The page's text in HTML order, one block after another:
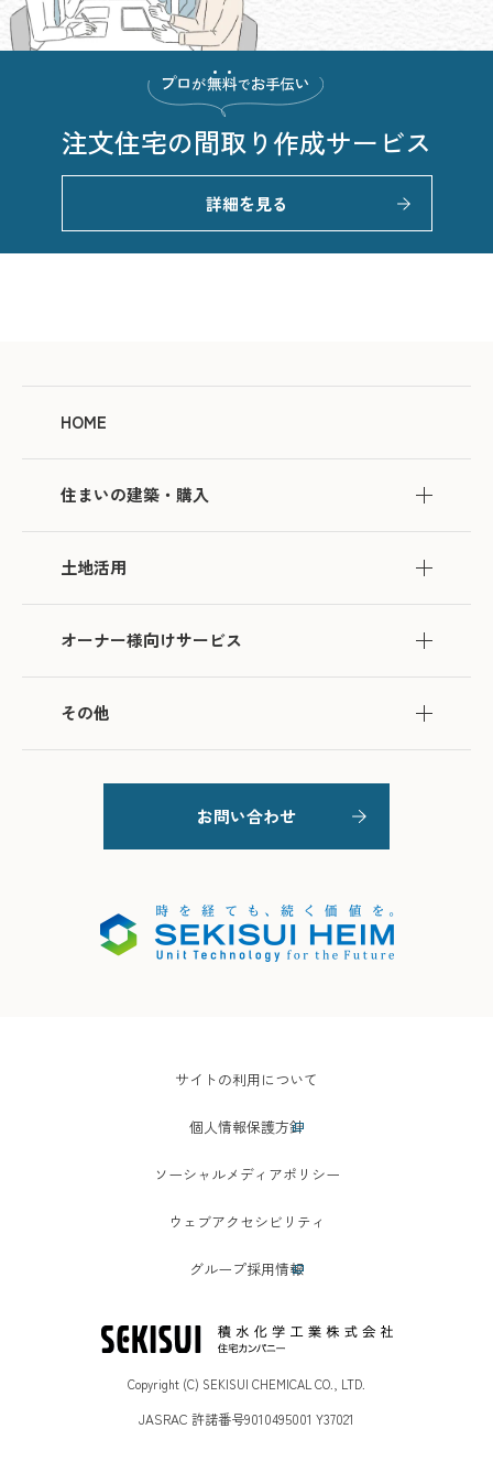
注文住宅の間取り作成サービス
詳細を見る
HOME
住まいの建築・購入
土地活用
オーナー様向けサービス
その他
お問い合わせ
サイトの利用について
個人情報保護方針
ソーシャルメディアポリシー
ウェブアクセシビリティ
グループ採用情報
Copyright (C) SEKISUI CHEMICAL CO., LTD.
JASRAC 許諾番号9010495001 Y37021